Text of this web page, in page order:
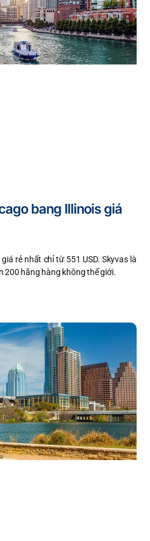
bang Illinois giá
rẻ nhất chỉ từ 551 USD. Skyvas là
200 hãng hàng không thế giới.